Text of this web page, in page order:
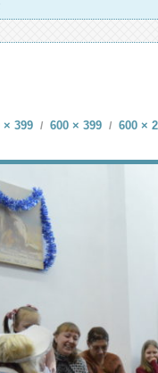
× 399 / 600 × 399 / 600 ×